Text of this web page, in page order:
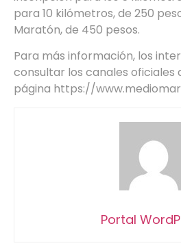
para 10 kilómetros, de 250
Maratón, de 450 pesos.
Para más información, los
consultar los canales oficiales
página https://
Portal